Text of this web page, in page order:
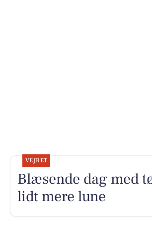
VEJRET
Blæsende dag med
lidt mere lune